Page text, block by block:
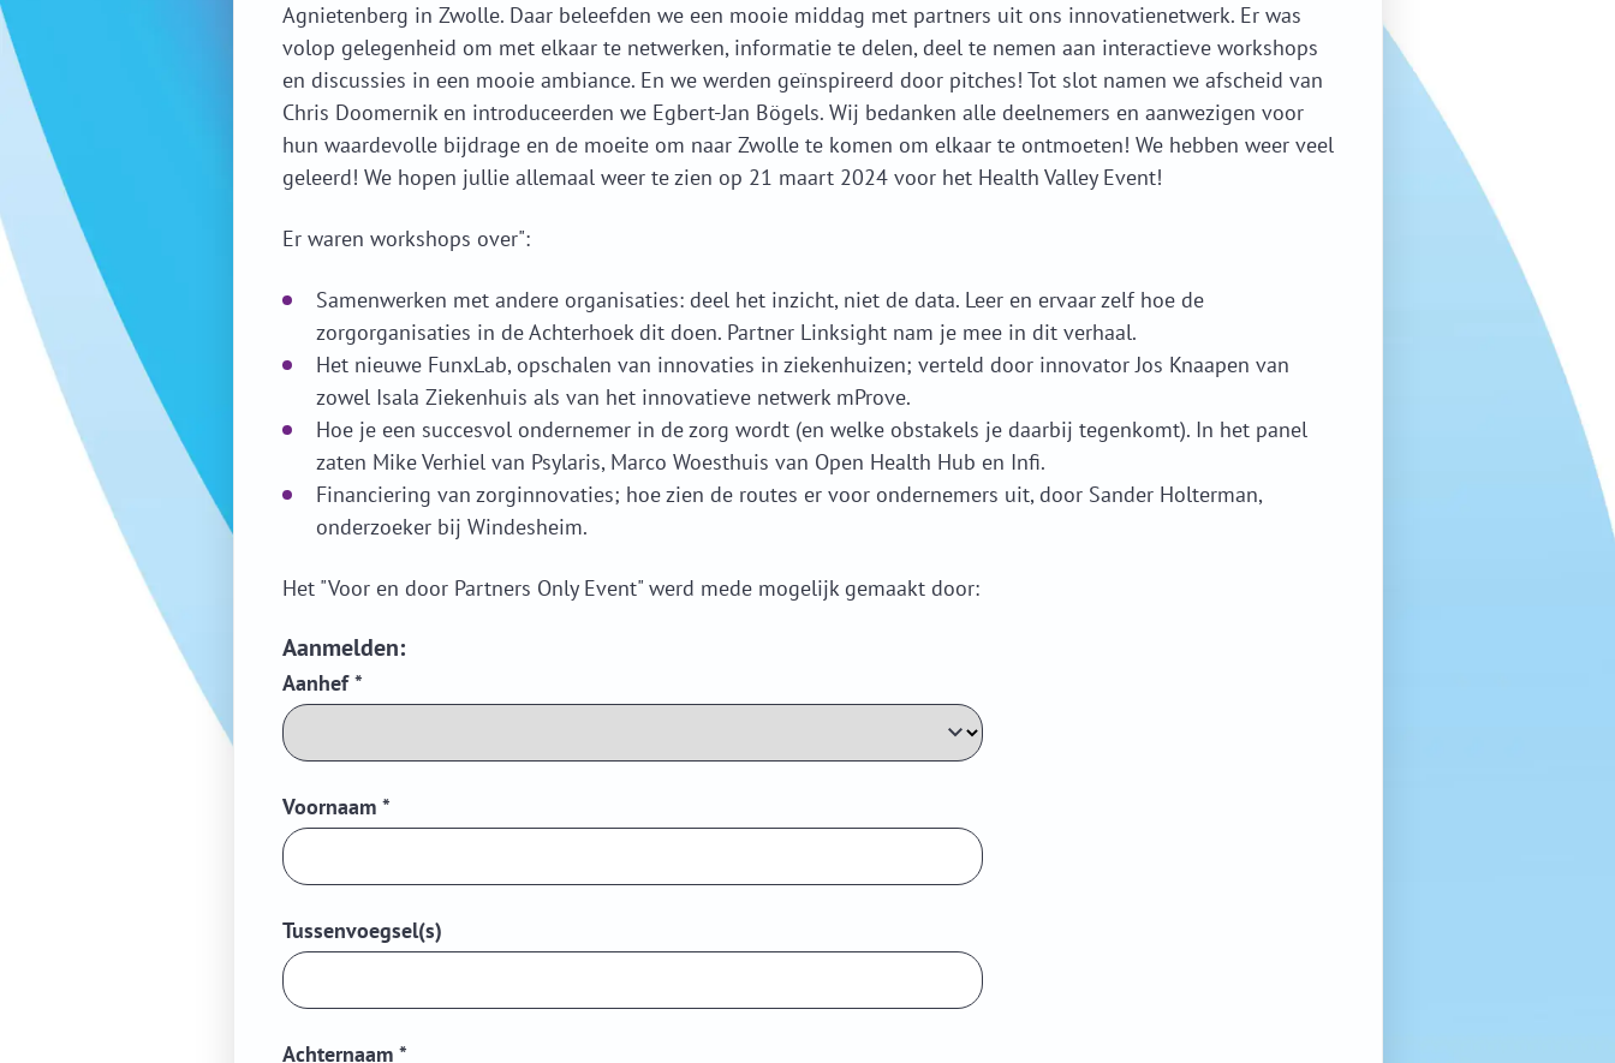
Agnietenberg in Zwolle. Daar beleefden we een mooie middag met partners uit ons innovatienetwerk. Er was
volop gelegenheid om met elkaar te netwerken, informatie te delen, deel te nemen aan interactieve workshops
en discussies in een mooie ambiance. En we werden geïnspireerd door pitches! Tot slot namen we afscheid van
Chris Doomernik en introduceerden we Egbert-Jan Bögels. Wij bedanken alle deelnemers en aanwezigen voor
hun waardevolle bijdrage en de moeite om naar Zwolle te komen om elkaar te ontmoeten! We hebben weer veel
geleerd! We hopen jullie allemaal weer te zien op 21 maart 2024 voor het Health Valley Event!
Er waren workshops over":
Samenwerken met andere organisaties: deel het inzicht, niet de data. Leer en ervaar zelf hoe de
zorgorganisaties in de Achterhoek dit doen. Partner Linksight nam je mee in dit verhaal.
Het nieuwe FunxLab, opschalen van innovaties in ziekenhuizen; verteld door innovator Jos Knaapen van
zowel Isala Ziekenhuis als van het innovatieve netwerk mProve.
Hoe je een succesvol ondernemer in de zorg wordt (en welke obstakels je daarbij tegenkomt). In het panel
zaten Mike Verhiel van Psylaris, Marco Woesthuis van Open Health Hub en Infi.
Financiering van zorginnovaties; hoe zien de routes er voor ondernemers uit, door Sander Holterman,
onderzoeker bij Windesheim.
Het "Voor en door Partners Only Event" werd mede mogelijk gemaakt door:
Aanmelden:
Aanhef*
Voornaam *
Tussenvoegsel(s)
Achternaam *